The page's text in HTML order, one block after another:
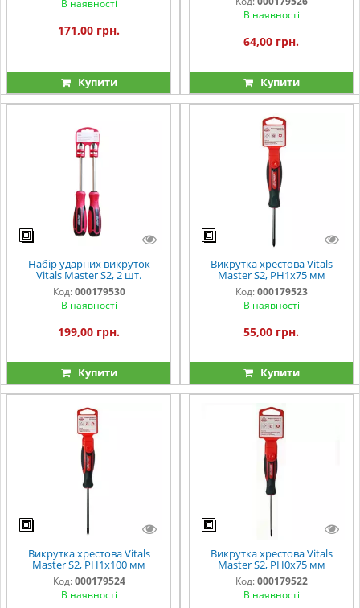
В наявності
171,00 грн.
Купити
В наявності
64,00 грн.
Купити
Набір ударних викруток
Vitals Master S2, 2 шт.
Код: 000179530
В наявності
199,00 грн.
Купити
Викрутка хрестова Vitals
Master S2, PH1х75 мм
Код: 000179523
В наявності
55,00 грн.
Купити
Викрутка хрестова Vitals
Master S2, PH1х100 мм
Код: 000179524
В наявності
Викрутка хрестова Vitals
Master S2, PH0х75 мм
Код: 000179522
В наявності